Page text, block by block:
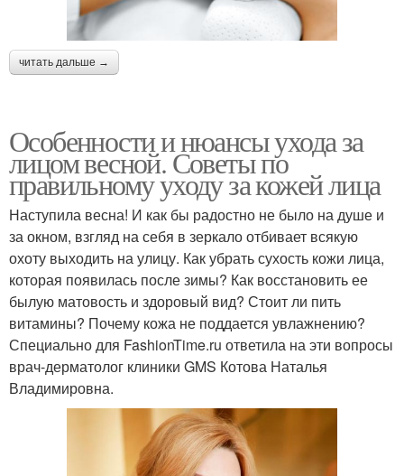
читать дальше →
Особенности и нюансы ухода за
лицом весной. Советы по
правильному уходу за кожей лица
Наступила весна! И как бы радостно не было на душе и
за окном, взгляд на себя в зеркало отбивает всякую
охоту выходить на улицу. Как убрать сухость кожи лица,
которая появилась после зимы? Как восстановить ее
былую матовость и здоровый вид? Стоит ли пить
витамины? Почему кожа не поддается увлажнению?
Специально для FashionTime.ru ответила на эти вопросы
врач-дерматолог клиники GMS Котова Наталья
Владимировна.